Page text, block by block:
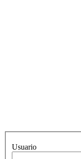
Usuario